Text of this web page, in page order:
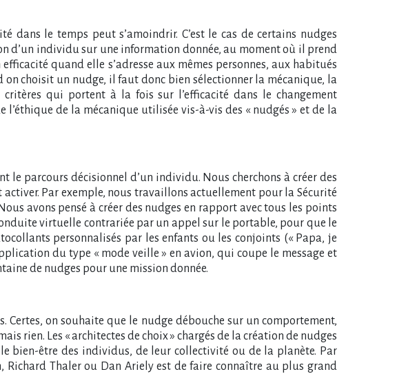
dans le temps peut s’amoindrir. C’est le cas de certains nudges
d’un individu sur une information donnée, au moment où il prend
quand elle s’adresse aux mêmes personnes, aux habitués
choisit un nudge, il faut donc bien sélectionner la mécanique, la
qui portent à la fois sur l’efficacité dans le changement
de la mécanique utilisée vis-à-vis des « nudgés » et de la
le parcours décisionnel d’un individu. Nous cherchons à créer des
Par exemple, nous travaillons actuellement pour la Sécurité
avons pensé à créer des nudges en rapport avec tous les points
virtuelle contrariée par un appel sur le portable, pour que le
personnalisés par les enfants ou les conjoints (« Papa, je
du type « mode veille » en avion, qui coupe le message et
de nudges pour une mission donnée.
Certes, on souhaite que le nudge débouche sur un comportement,
rien. Les « architectes de choix » chargés de la création de nudges
bien-être des individus, de leur collectivité ou de la planète. Par
Richard Thaler ou Dan Ariely est de faire connaître au plus grand